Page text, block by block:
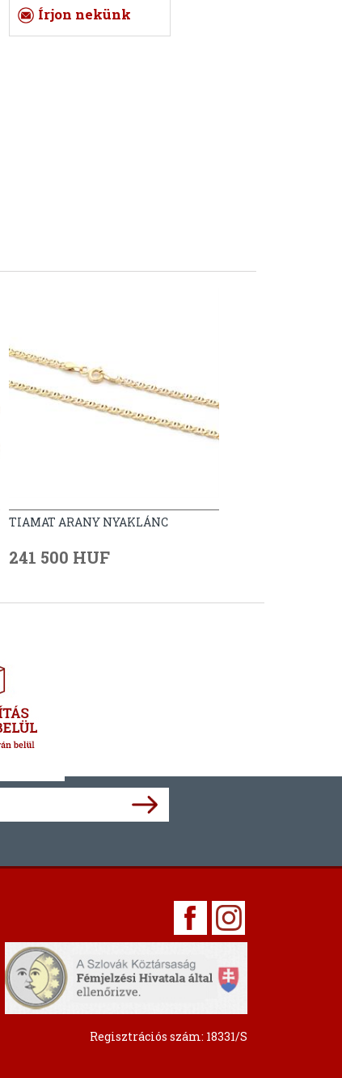
Írjon nekünk
TIAMAT ARANY NYAKLÁNC
241 500 HUF
Regisztrációs szám: 18331/S